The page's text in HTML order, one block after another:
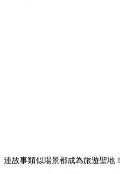
連故事類似場景都成為旅遊聖地！